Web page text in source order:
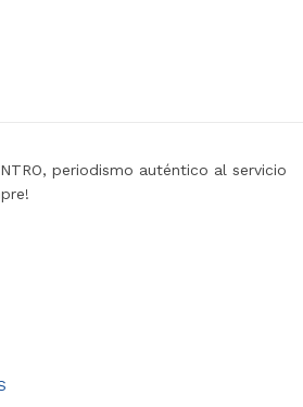
periodismo auténtico al servicio